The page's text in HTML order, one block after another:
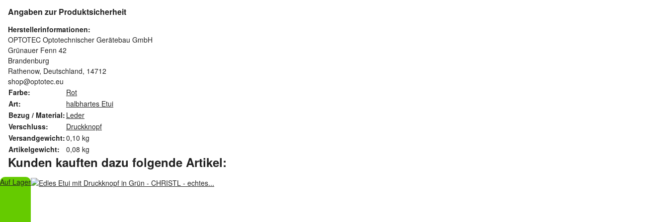
Angaben zur Produktsicherheit
Herstellerinformationen:
OPTOTEC Optotechnischer Gerätebau GmbH
Grünauer Fenn 42
Brandenburg
Rathenow, Deutschland, 14712
shop@optotec.eu
Farbe:
Rot
Art:
halbhartes Etui
Bezug / Material: Leder
Verschluss:
Druckknopf
Versandgewicht:0,10 kg
Artikelgewicht:
0,08 kg
Kunden kauften dazu folgende Artikel:
Auf Lager